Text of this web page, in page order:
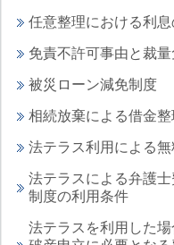
任意整理における利息
免責不許可事由と裁
被災ローン減免制度
相続放棄による借金整
法テラス利用による
法テラスによる弁護
制度の利用条件
法テラスを利用した場